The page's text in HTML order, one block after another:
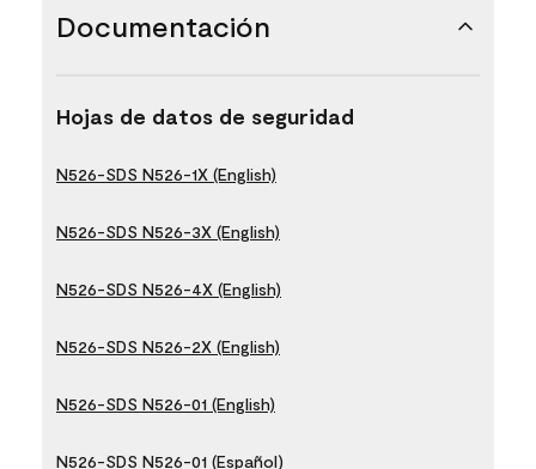
Documentación
Hojas de datos de seguridad
N526-SDS N526-1X (English)
N526-SDS N526-3X (English)
N526-SDS N526-4X (English)
N526-SDS N526-2X (English)
N526-SDS N526-01 (English)
N526-SDS N526-01 (Español)